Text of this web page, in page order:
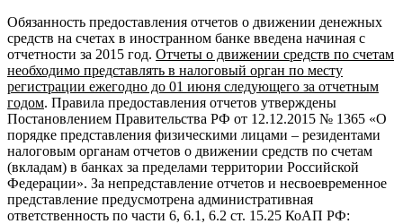
Обязанность предоставления отчетов о движении денежных
средств на счетах в иностранном банке введена начиная с
отчетности за 2015 год. Отчеты о движении средств по счетам
необходимо представлять в налоговый орган по месту
регистрации ежегодно до 01 июня следующего за отчетным
годом. Правила предоставления отчетов утверждены
Постановлением Правительства РФ от 12.12.2015 № 1365 «О
порядке представления физическими лицами – резидентами
налоговым органам отчетов о движении средств по счетам
(вкладам) в банках за пределами территории Российской
Федерации». За непредставление отчетов и несвоевременное
представление предусмотрена административная
ответственность по части 6, 6.1, 6.2 ст. 15.25 КоАП РФ: